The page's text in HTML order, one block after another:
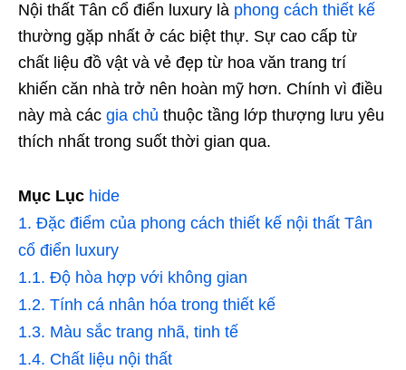
Nội thất Tân cổ điển luxury là phong cách thiết kế
thường gặp nhất ở các biệt thự. Sự cao cấp từ
chất liệu đồ vật và vẻ đẹp từ hoa văn trang trí
khiến căn nhà trở nên hoàn mỹ hơn. Chính vì điều
này mà các gia chủ thuộc tầng lớp thượng lưu yêu
thích nhất trong suốt thời gian qua.
Mục Lục hide
1. Đặc điểm của phong cách thiết kế nội thất Tân
cổ điển luxury
1.1. Độ hòa hợp với không gian
1.2. Tính cá nhân hóa trong thiết kế
1.3. Màu sắc trang nhã, tinh tế
1.4. Chất liệu nội thất